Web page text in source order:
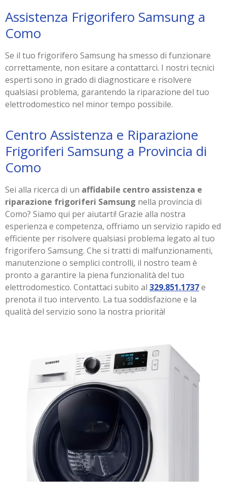
Assistenza Frigorifero Samsung a
Como
Se il tuo frigorifero Samsung ha smesso di funzionare
correttamente, non esitare a contattarci. I nostri tecnici
esperti sono in grado di diagnosticare e risolvere
qualsiasi problema, garantendo la riparazione del tuo
elettrodomestico nel minor tempo possibile.
Centro Assistenza e Riparazione
Frigoriferi Samsung a Provincia di
Como
Sei alla ricerca di un affidabile centro assistenza e
riparazione frigoriferi Samsung nella provincia di
Como? Siamo qui per aiutarti! Grazie alla nostra
esperienza e competenza, offriamo un servizio rapido ed
efficiente per risolvere qualsiasi problema legato al tuo
frigorifero Samsung. Che si tratti di malfunzionamenti,
manutenzione o semplici controlli, il nostro team è
pronto a garantire la piena funzionalità del tuo
elettrodomestico. Contattaci subito al 329.851.1737e
prenota il tuo intervento. La tua soddisfazione e la
qualità del servizio sono la nostra priorità!